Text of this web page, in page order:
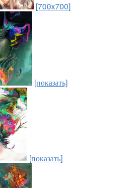
[700x700]
[показать]
[показать]